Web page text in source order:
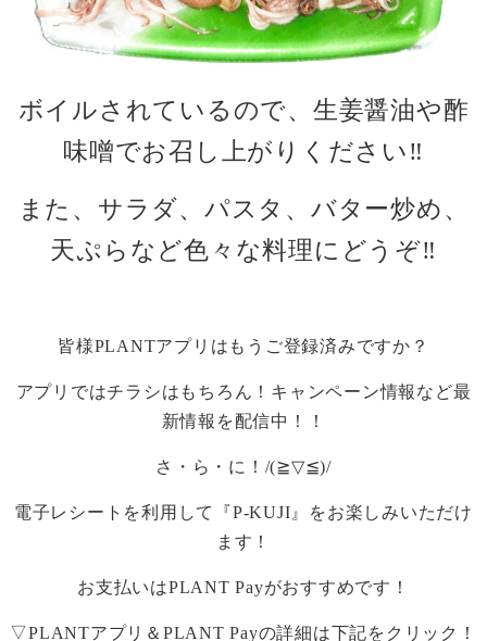
ボイルされているので、生姜醤油や酢
味噌でお召し上がりください ‼️
また、サラダ、パスタ、バター炒め、
天ぷらなど色々な料理にどうぞ‼️
皆様PLANTアプリはもうご登録済みですか？
アプリではチラシはもちろん！キャンペーン情報など最
新情報を配信中！！
さ・ら・に！ /(≧▽≦)/
電子レシートを利用して『P-KUJI 』をお楽しみいただけ
ます！
お支払いはPLANT Payがおすすめです！
▽PLANTアプリ＆ PLANT Payの詳細は下記をクリック！